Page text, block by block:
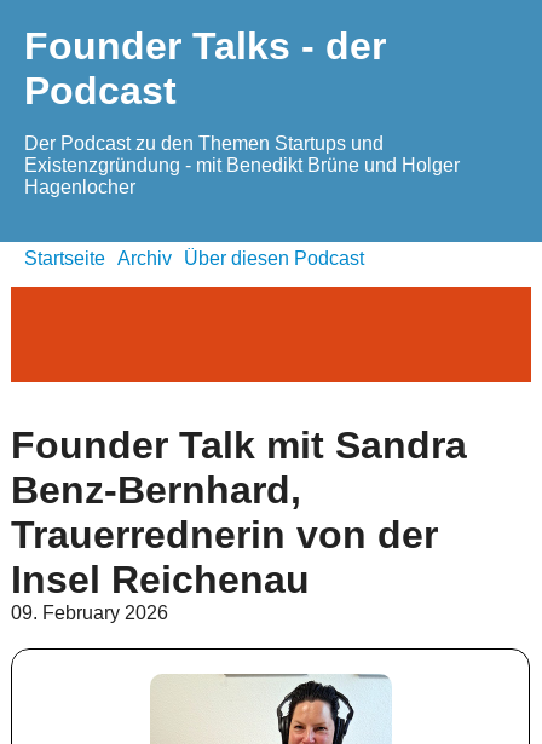
Founder Talks - der
Podcast
Der Podcast zu den Themen Startups und
Existenzgründung - mit Benedikt Brüne und Holger
Hagenlocher
Startseite Archiv Über diesen Podcast
Founder Talk mit Sandra
Benz-Bernhard,
Trauerrednerin von der
Insel Reichenau
09. February 2026